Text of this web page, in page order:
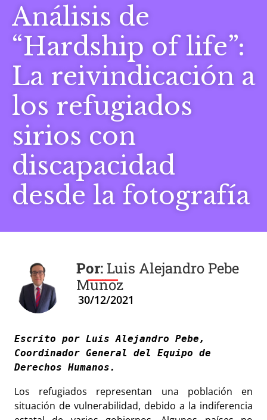
Análisis de
“Hardship of life”:
La reivindicación a
los refugiados
sirios con
discapacidad
desde la fotografía
Luis Alejandro Pebe
Muñoz
Escrito por Luis Alejandro Pebe,
Coordinador General del Equipo de
Derechos Humanos.
Los refugiados representan una población en
situación de vulnerabilidad, debido a la indiferencia
30/12/2021